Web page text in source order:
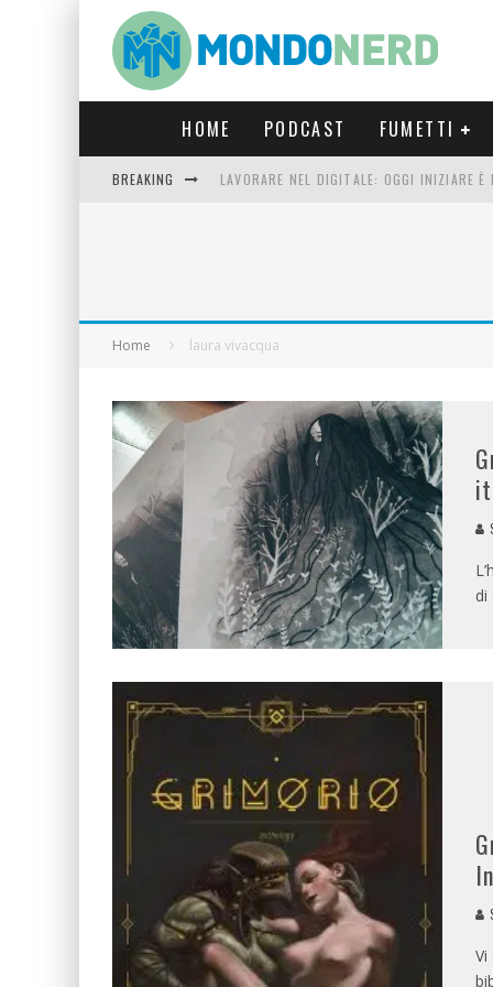
HOME PODCAST FUMETTI
BREAKING LAVORARE NEL DIGITALE: OGGI INIZIARE
Home
laura vivacqua
di